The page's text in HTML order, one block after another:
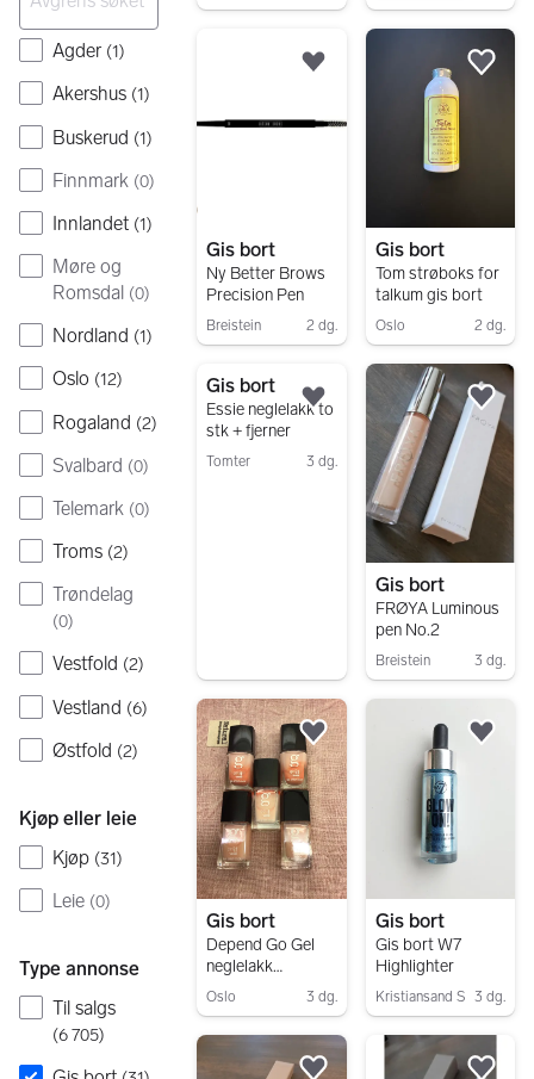
Agder (1)
Akershus (1)
Buskerud (1)
Finnmark (0)
Innlandet (1)
Møre og
Romsdal (0)
Nordland (1)
Oslo (12)
Rogaland (2)
Svalbard (0)
Telemark (0)
Troms (2)
Trøndelag
(0)
Vestfold (2)
Vestland (6)
Østfold (2)
Kjøp eller leie
Kjøp (31)
Leie (0)
Type annonse
Til salgs
(6 705)
Gis bort
Ny Better Brows
Precision Pen
Breistein 2 dg.
Legg til som favoritt.
Gis bort
Tom strøboks for
talkum gis bort
Oslo 2 dg.
Gis bort
Essie neglelakk to
stk + fjerner
Tomter 3 dg.
Legg til som favoritt.
Gis bort
FRØYA Luminous
pen No.2
Breistein 3 dg.
Gis bort
Depend Go Gel
neglelakk
nude/rosa ( 1
Oslo 3 dg.
Legg til som favoritt.
Gis bort
Gis bort W7
Highlighter
Kristiansand S 3 dg.